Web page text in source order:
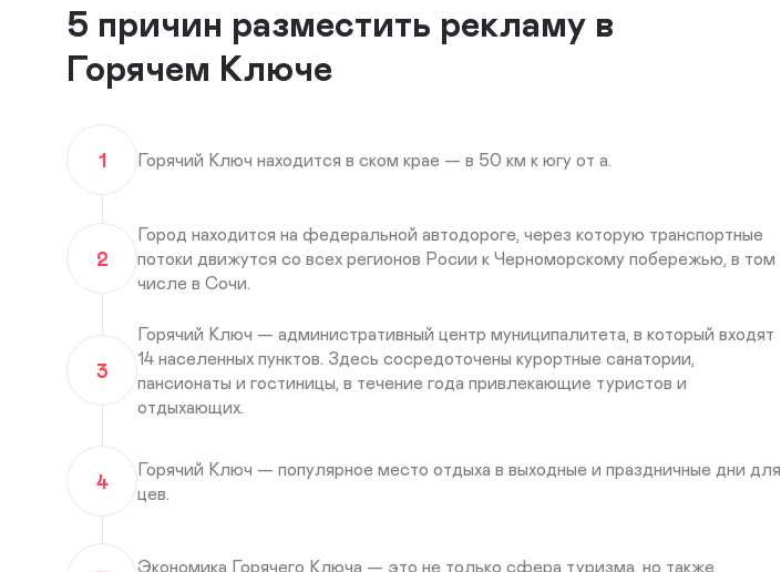
5 причин разместить рекламу в
Горячем Ключе
1 Горячий Ключ находится в ском крае — в 50 км к югу от а.
2
Город находится на федеральной автодороге, через которую транспортные
потоки движутся со всех регионов Росии к Черноморскому побережью, в том
числе в Сочи.
3
Горячий Ключ — административный центр муниципалитета, в который входят
14 населенных пунктов. Здесь сосредоточены курортные санатории,
пансионаты и гостиницы, в течение года привлекающие туристов и
отдыхающих.
4
Горячий Ключ — популярное место отдыха в выходные и праздничные дни для
цев.
Экономика Горячего Ключа — это не только сфера туризма, но также